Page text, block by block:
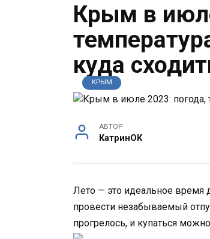
Крым в
куда
КРЫМ
АВТОР
КатринОК
Лето — это идеальное время
провести незабываемый
прогрелось, и купаться